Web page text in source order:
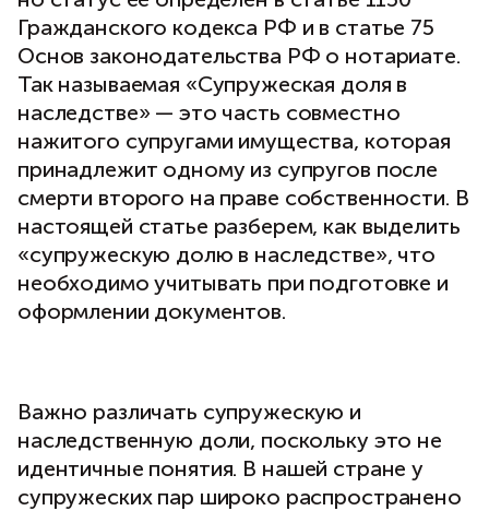
Гражданского кодекса РФ и в статье 75
Основ законодательства РФ о нотариате.
Так называемая «Супружеская доля в
наследстве» — это часть совместно
нажитого супругами имущества, которая
принадлежит одному из супругов после
смерти второго на праве собственности. В
настоящей статье разберем, как выделить
«супружескую долю в наследстве», что
необходимо учитывать при подготовке и
оформлении документов.
Важно различать супружескую и
наследственную доли, поскольку это не
идентичные понятия. В нашей стране у
супружеских пар широко распространено